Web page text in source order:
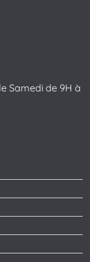
Samedi de 9H à